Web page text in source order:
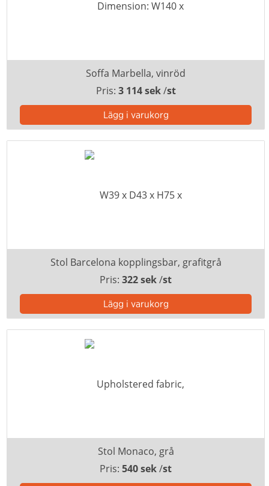
Soffa Marbella, vinröd
Pris: 3 114 sek/st
Stol Barcelona kopplingsbar, grafitgrå
Pris: 322 sek/st
Stol Monaco, grå
Pris: 540 sek/st